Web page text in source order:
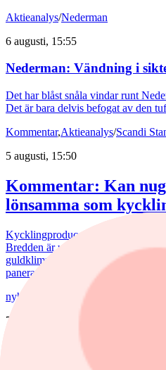
Aktieanalys/Nederman
6 augusti, 15:55
Nederman: Vändning i
Det har blåst snåla vindar runt
Det är bara delvis befogat av den
Kommentar,Aktieanalys/Scandi
5 augusti, 15:50
Kommentar: Kan
lönsamma som
Kycklingproducenten Scandi
Bredden är uppfriskande och flera
guldklimpar (nuggets). Fast då vill
panerade kycklingprodukter, av
nyheter
Bostadsmarknad
7 augusti, 07:15
Juli bjöd på billigare